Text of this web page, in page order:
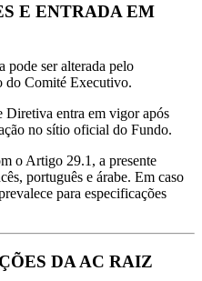
E ENTRADA EM
pode ser alterada pelo
do Comité Executivo.
Diretiva entra em vigor após
no sítio oficial do Fundo.
o Artigo 29.1, a presente
português e árabe. Em caso
para especificações
DA AC RAIZ